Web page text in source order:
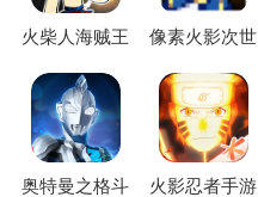
火柴人海贼王
(Stickman
Heroes)
像素火影次世
载安装(像火次
世代)
奥特曼之格斗
火影忍者手游